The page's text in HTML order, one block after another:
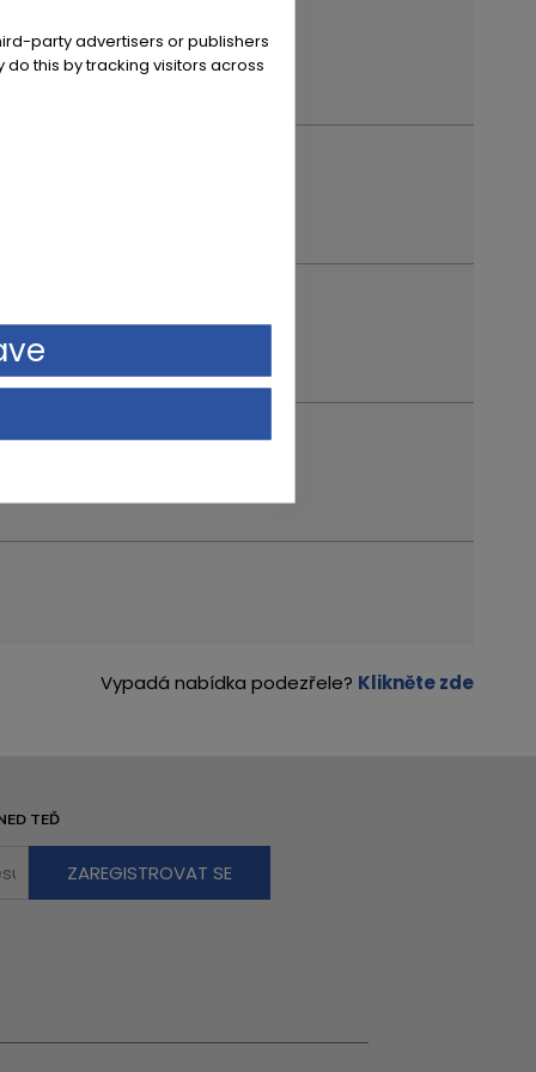
Vypadá nabídka podezřele? Klikněte zde
TEĎ
party advertisers or publishers
this by tracking visitors across